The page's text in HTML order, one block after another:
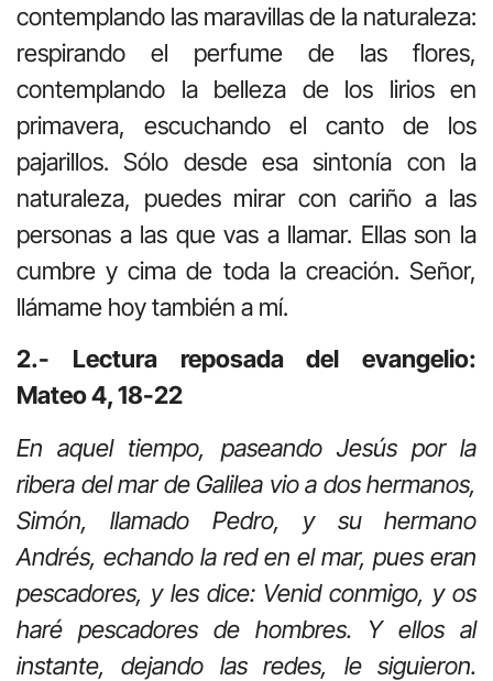
contemplando las maravillas de la naturaleza:
respirando el perfume de las flores,
contemplando la belleza de los lirios en
primavera, escuchando el canto de los
pajarillos. Sólo desde esa sintonía con la
naturaleza, puedes mirar con cariño a las
personas a las que vas a llamar. Ellas son la
cumbre y cima de toda la creación. Señor,
llámame hoy también a mí.
2.- Lectura reposada del evangelio:
Mateo 4, 18-22
En aquel tiempo, paseando Jesús por la
ribera del mar de Galilea vio a dos hermanos,
Simón, llamado Pedro, y su hermano
Andrés, echando la red en el mar, pues eran
pescadores, y les dice: Venid conmigo, y os
haré pescadores de hombres. Y ellos al
instante, dejando las redes, le siguieron.